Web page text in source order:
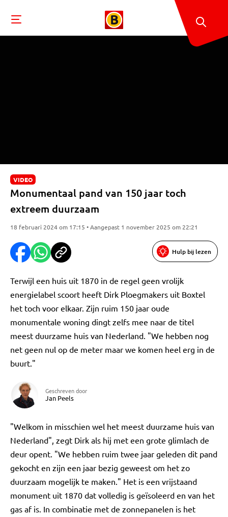
VIDEO
Monumentaal pand van 150 jaar toch
extreem duurzaam
18 februari 2024 om 17:15 • Aangepast 1 november 2025 om 22:21
Hulp bij lezen
Terwijl een huis uit 1870 in de regel geen vrolijk
energielabel scoort heeft Dirk Ploegmakers uit Boxtel
het toch voor elkaar. Zijn ruim 150 jaar oude
monumentale woning dingt zelfs mee naar de titel
meest duurzame huis van Nederland. "We hebben nog
net geen nul op de meter maar we komen heel erg in de
buurt."
Geschreven door
Jan Peels
"Welkom in misschien wel het meest duurzame huis van
Nederland", zegt Dirk als hij met een grote glimlach de
deur opent. "We hebben ruim twee jaar geleden dit pand
gekocht en zijn een jaar bezig geweest om het zo
duurzaam mogelijk te maken." Het is een vrijstaand
monument uit 1870 dat volledig is geïsoleerd en van het
gas af is. In combinatie met de zonnepanelen is het